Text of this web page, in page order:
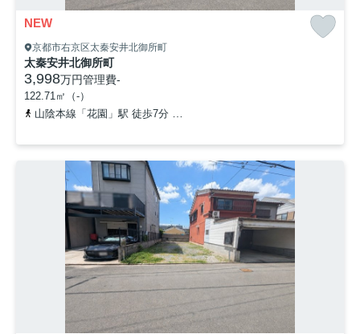
NEW
京都市右京区太秦安井北御所町
太秦安井北御所町
3,998万円管理費-
122.71㎡（-）
山陰本線「花園」駅 徒歩7分